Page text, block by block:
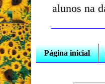
alunos na
Página inicial